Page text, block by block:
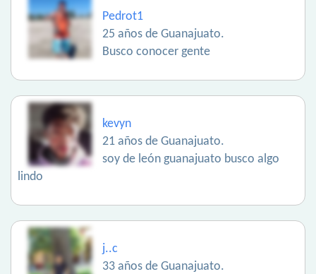
Pedrot1
25 años de Guanajuato.
Busco conocer gente
kevyn
21 años de Guanajuato.
soy de león guanajuato busco algo
lindo
j..c
33 años de Guanajuato.